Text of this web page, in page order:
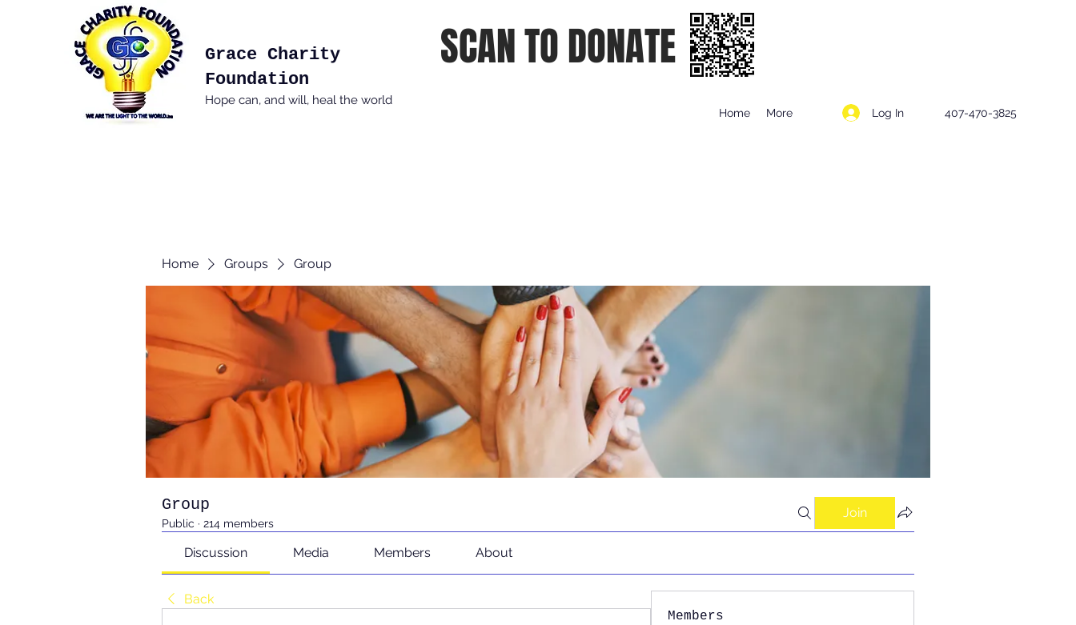
Grace Charity
Foundation
Hope can, and will, heal the world
SCAN TO DONATE
Home More Log In 407-470-3825
Home Groups Group
Group
Public · 214 members
Join
Discussion Media Members About
Back
Members